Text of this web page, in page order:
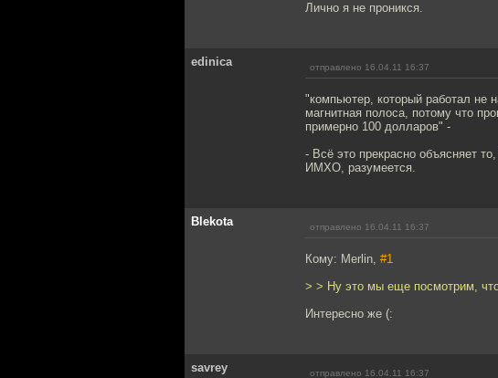
Лично я не проникся.
edinica отправлено 16.04.11 16:37
"компьютер, который работал не
магнитная полоса, потому что
примерно 100 долларов" -
- Всё это прекрасно объясняет
ИМХО, разумеется.
Blekota отправлено 16.04.11 16:37
Кому: Merlin, #1
> > Ну это мы еще посмотрим,
Интересно же (:
savrey отправлено 16.04.11 16:37